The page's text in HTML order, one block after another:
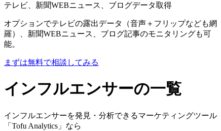
テレビ、新聞WEBニュース、ブログデータ取得
オプションでテレビの露出データ（音声＋フリップなども網
羅）、新聞WEBニュース、ブログ記事のモニタリングも可
能。
まずは無料で相談してみる
インフルエンサーの一覧
インフルエンサーを発見・分析できるマーケティングツール
「Tofu Analytics」なら